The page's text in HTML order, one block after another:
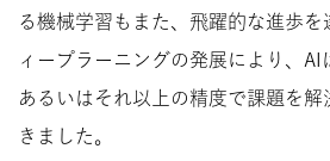
る機械学習もまた、飛躍的な進歩を
ィープラーニングの発展により、AI
あるいはそれ以上の精度で課題を解
きました。